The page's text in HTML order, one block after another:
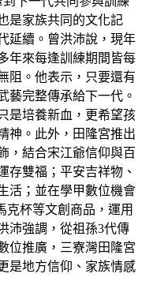
是家族共同的文化記
延續。曾洪沛說，現年
年來每逢訓練期間皆每
阻。他表示，只要還有
藝完整傳承給下一代。
是培養新血，更希望孩
神。此外，田隆宮推出
，結合宋江爺信仰與百
存雙福；平安吉祥物、
活；並在學甲數位機會
克杯等文創商品，運用
沛強調，從祖孫3代傳
位推廣，三寮灣田隆宮
是地方信仰、家族情感